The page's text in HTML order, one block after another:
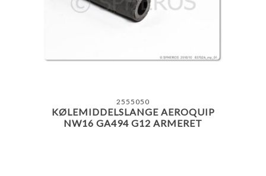
2555050
KØLEMIDDELSLANGE AEROQUIP
NW16 GA494 G12 ARMERET